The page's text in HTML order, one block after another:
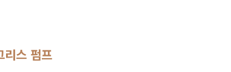
리스 펌프